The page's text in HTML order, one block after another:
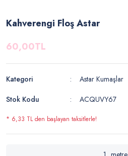
Kahverengi Floş Astar
60,00TL
Kategori
Astar Kumaşlar
Stok Kodu
ACQUVY67
* 6,33 TL den başlayan taksitlerle!